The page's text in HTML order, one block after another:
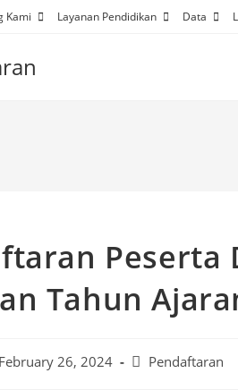
Kami Layanan Pendidikan Data
Peserta
Tahun
February 26, 2024
PostPendaftaran